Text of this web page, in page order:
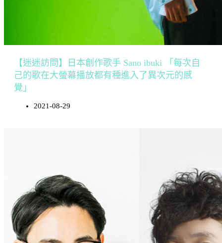
【迷迷訪問】日本創作歌手 Sano ibuki 「每次自
己的歌在大螢幕播放都有種進入了異次元的感
覺」
2021-08-29